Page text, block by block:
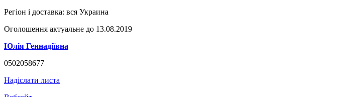
Регіон і доставка: вся Украина
Оголошення актуальне до 13.08.2019
Юлія Геннадіївна
0502058677
Надіслати листа